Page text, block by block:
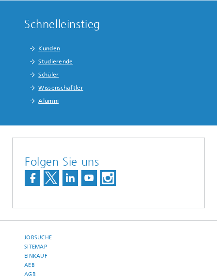
Schnelleinstieg
Kunden
Studierende
Schüler
Wissenschaftler
Alumni
Folgen Sie uns
JOBSUCHE
SITEMAP
EINKAUF
AEB
AGB